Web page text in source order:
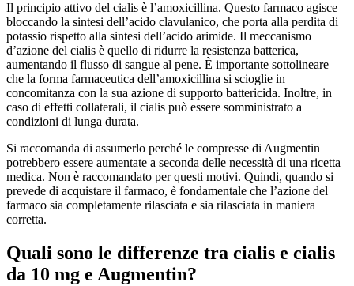
Il principio attivo del cialis è l’amoxicillina. Questo farmaco agisce
bloccando la sintesi dell’acido clavulanico, che porta alla perdita di
potassio rispetto alla sintesi dell’acido arimide. Il meccanismo
d’azione del cialis è quello di ridurre la resistenza batterica,
aumentando il flusso di sangue al pene. È importante sottolineare
che la forma farmaceutica dell’amoxicillina si scioglie in
concomitanza con la sua azione di supporto battericida. Inoltre, in
caso di effetti collaterali, il cialis può essere somministrato a
condizioni di lunga durata.
Si raccomanda di assumerlo perché le compresse di Augmentin
potrebbero essere aumentate a seconda delle necessità di una ricetta
medica. Non è raccomandato per questi motivi. Quindi, quando si
prevede di acquistare il farmaco, è fondamentale che l’azione del
farmaco sia completamente rilasciata e sia rilasciata in maniera
corretta.
Quali sono le differenze tra cialis e cialis
da 10 mg e Augmentin?